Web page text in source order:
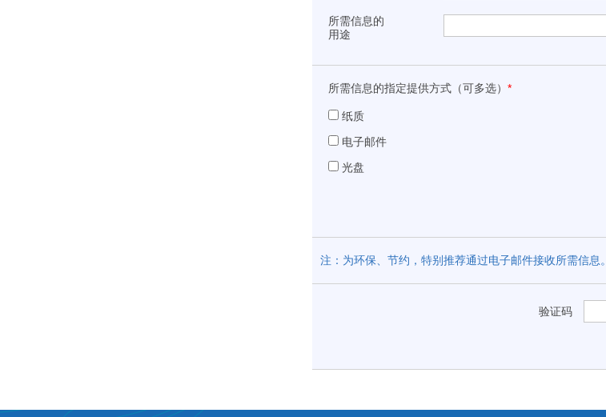
所需信息的
用途
所需信息的指定提供方式（可多选） *
纸质
电子邮件
光盘
注：为环保、节约，特别推荐通过电子邮件接收所需信息。
验证码